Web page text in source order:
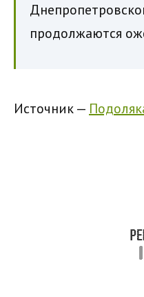
продолжаются
Источник —